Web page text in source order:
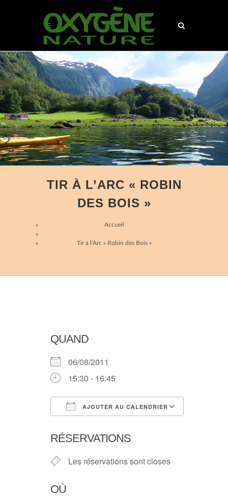
TIR À L’ARC « ROBIN
DES BOIS »
Accueil
Tir à l’Arc « Robin des Bois »
QUAND
06/08/2011
15:30 - 16:45
AJOUTER AU CALENDRIER
RÉSERVATIONS
Les réservations sont closes
OÙ